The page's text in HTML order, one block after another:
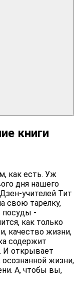
книги
как есть. Уж
дня нашего
учителей Тит
свою тарелку,
посуды -
как только
качество жизни,
содержит
И открывает
жизни,
А, чтобы вы,